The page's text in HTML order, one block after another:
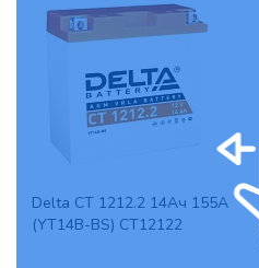
Delta CT 1212.2 14Ач 155A
(YT14B-BS) CT12122